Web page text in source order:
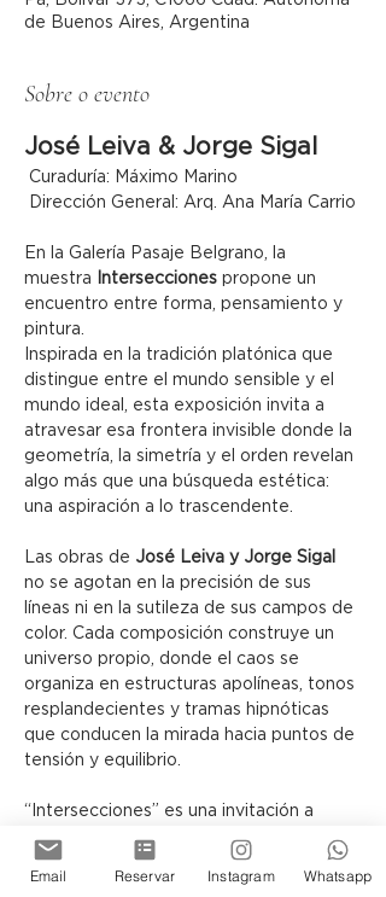
de Buenos Aires, Argentina
Sobre o evento
José Leiva & Jorge Sigal
Curaduría: Máximo Marino
Dirección General: Arq. Ana María Carrio
En la Galería Pasaje Belgrano, la
muestra
Intersecciones propone un
encuentro entre forma, pensamiento y
pintura.
Inspirada en la tradición platónica que
distingue entre el mundo sensible y el
mundo ideal, esta exposición invita a
atravesar esa frontera invisible donde la
geometría, la simetría y el orden revelan
algo más que una búsqueda estética:
una aspiración a lo trascendente.
Las obras de José Leiva y Jorge Sigal
no se agotan en la precisión de sus
líneas ni en la sutileza de sus campos de
color. Cada composición construye un
universo propio, donde el caos se
organiza en estructuras apolíneas, tonos
resplandecientes y tramas hipnóticas
que conducen la mirada hacia puntos de
tensión y equilibrio.
“Intersecciones” es una invitación a
contemplar cómo, a través del lenguaje
abstracto, el lienzo puede
transformarse en una arquitectura
Email Reservar Instagram Whatsapp